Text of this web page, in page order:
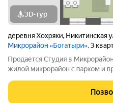
3D-тур
деревня Хохряки, Никитинская
Микрорайон «Богатыри», 3
Продается Студия в
жилой микрорайон с парком и
этажностью от 5 до 9 этажей.
метров от ул. Воткинское шоссе